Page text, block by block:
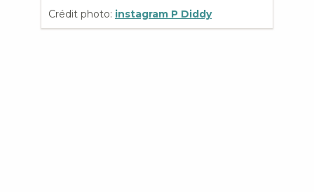
Crédit photo: instagram P Diddy